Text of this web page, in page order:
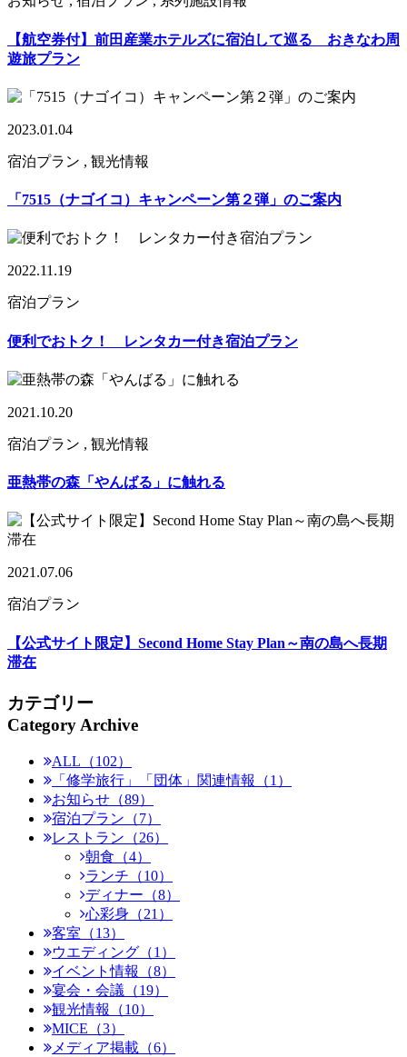
【航空券付】前田産業ホテルズに宿泊して巡る おきなわ周
遊旅プラン
2023.01.04
宿泊プラン , 観光情報
「7515（ナゴイコ）キャンペーン第２弾」のご案内
2022.11.19
宿泊プラン
便利でおトク！ レンタカー付き宿泊プラン
2021.10.20
宿泊プラン , 観光情報
亜熱帯の森「やんばる」に触れる
2021.07.06
宿泊プラン
【公式サイト限定】Second Home Stay Plan～南の島へ長期
滞在
カテゴリー
Category Archive
ALL（102）
「修学旅行」「団体」関連情報（1）
お知らせ（89）
宿泊プラン（7）
レストラン（26）
朝食（4）
ランチ（10）
ディナー（8）
心彩身（21）
客室（13）
ウエディング（1）
イベント情報（8）
宴会・会議（19）
観光情報（10）
MICE（3）
メディア掲載（6）